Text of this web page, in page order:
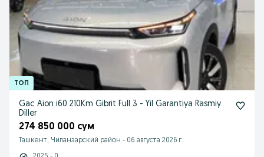
Gac Aion i60 210Km Gibrit Full 3 - Yil Garantiya Rasmiy
Diller
274 850 000 сум
Ташкент, Чиланзарский район - 06 августа 2026 г.